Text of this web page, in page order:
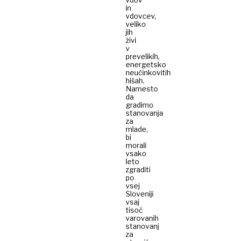
in
vdovcev,
veliko
jih
živi
v
prevelikih,
energetsko
neučinkovitih
hišah.
Namesto
da
gradimo
stanovanja
za
mlade,
bi
morali
vsako
leto
zgraditi
po
vsej
Sloveniji
vsaj
tisoč
varovanih
stanovanj
za